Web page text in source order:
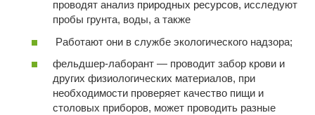
проводят анализ природных ресурсов, исследуют
пробы грунта, воды, а также
Работают они в службе экологического надзора;
фельдшер-лаборант — проводит забор крови и
других физиологических материалов, при
необходимости проверяет качество пищи и
столовых приборов, может проводить разные